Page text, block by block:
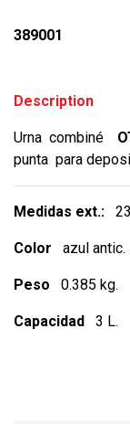
389001
Description
Urna combiné
punta para
Medidas ext.:
Color azul antic.
Peso 0.385 kg.
Capacidad 3 L.